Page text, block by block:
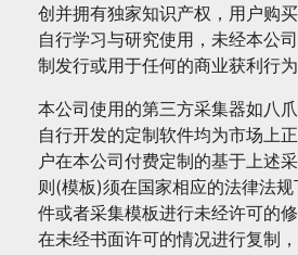
创并拥有独家知识产权，用户购
自行学习与研究使用，未经本公
制发行或用于任何的商业获利行为
本公司使用的第三方采集器如八
自行开发的定制软件均为市场上
户在本公司付费定制的基于上述
则(模板)须在国家相应的法律法
件或者采集模板进行未经许可的
在未经书面许可的情况进行复制